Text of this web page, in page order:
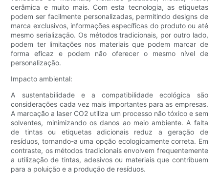
cerâmica e muito mais. Com esta tecnologia, as etiquetas
podem ser facilmente personalizadas, permitindo designs de
marca exclusivos, informações específicas do produto ou até
mesmo serialização. Os métodos tradicionais, por outro lado,
podem ter limitações nos materiais que podem marcar de
forma eficaz e podem não oferecer o mesmo nível de
personalização.
Impacto ambiental:
A sustentabilidade e a compatibilidade ecológica são
considerações cada vez mais importantes para as empresas.
A marcação a laser CO2 utiliza um processo não tóxico e sem
solventes, minimizando os danos ao meio ambiente. A falta
de tintas ou etiquetas adicionais reduz a geração de
resíduos, tornando-a uma opção ecologicamente correta. Em
contraste, os métodos tradicionais envolvem frequentemente
a utilização de tintas, adesivos ou materiais que contribuem
para a poluição e a produção de resíduos.